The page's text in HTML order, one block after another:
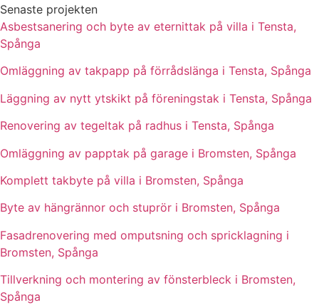
Senaste projekten
Asbestsanering och byte av eternittak på villa i Tensta,
Spånga
Omläggning av takpapp på förrådslänga i Tensta, Spånga
Läggning av nytt ytskikt på föreningstak i Tensta, Spånga
Renovering av tegeltak på radhus i Tensta, Spånga
Omläggning av papptak på garage i Bromsten, Spånga
Komplett takbyte på villa i Bromsten, Spånga
Byte av hängrännor och stuprör i Bromsten, Spånga
Fasadrenovering med omputsning och spricklagning i
Bromsten, Spånga
Tillverkning och montering av fönsterbleck i Bromsten,
Spånga